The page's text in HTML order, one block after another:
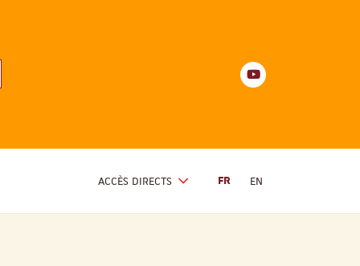
Youtube
ACCÈS DIRECTS FR EN